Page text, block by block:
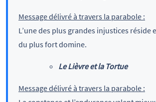
Message délivré à travers la parabole :
L’une des plus grandes injustices réside
du plus fort domine.
Le Lièvre et la Tortue
Message délivré à travers la parabole :